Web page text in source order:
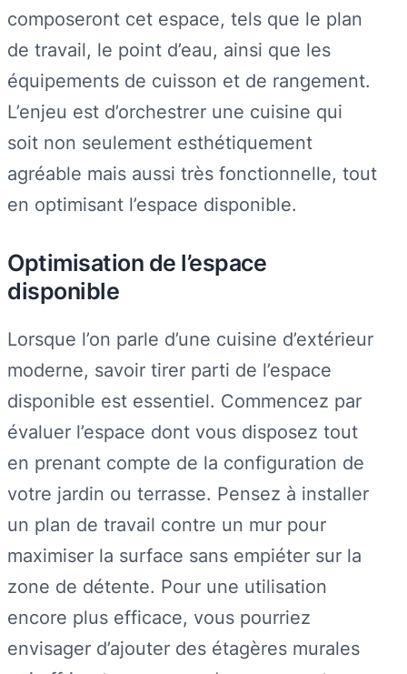
composeront cet espace, tels que le plan
de travail, le point d’eau, ainsi que les
équipements de cuisson et de rangement.
L’enjeu est d’orchestrer une cuisine qui
soit non seulement esthétiquement
agréable mais aussi très fonctionnelle, tout
en optimisant l’espace disponible.
Optimisation de l’espace
disponible
Lorsque l’on parle d’une cuisine d’extérieur
moderne, savoir tirer parti de l’espace
disponible est essentiel. Commencez par
évaluer l’espace dont vous disposez tout
en prenant compte de la configuration de
votre jardin ou terrasse. Pensez à installer
un plan de travail contre un mur pour
maximiser la surface sans empiéter sur la
zone de détente. Pour une utilisation
encore plus efficace, vous pourriez
envisager d’ajouter des étagères murales